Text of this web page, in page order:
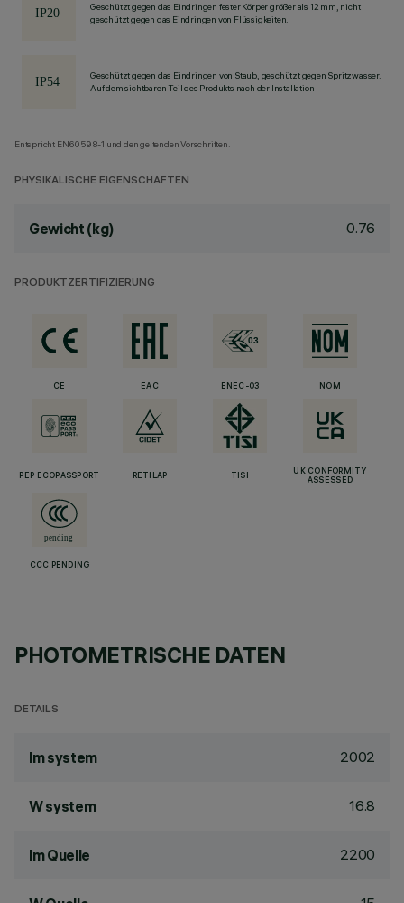
Geschützt gegen das Eindringen fester Körper größer als 12 mm, nicht
geschützt gegen das Eindringen von Flüssigkeiten.
Geschützt gegen das Eindringen von Staub, geschützt gegen Spritzwasser.
Auf dem sichtbaren Teil des Produkts nach der Installation
Entspricht EN60598-1 und den geltenden Vorschriften.
PHYSIKALISCHE EIGENSCHAFTEN
Gewicht (kg) 0.76
PRODUKTZERTIFIZIERUNG
CE EAC ENEC-03 NOM
PEP ECOPASSPORT RETILAP TISI
UK CONFORMITY
ASSESSED
CCC PENDING
PHOTOMETRISCHE DATEN
DETAILS
lm system 2002
W system 16.8
lm Quelle 2200